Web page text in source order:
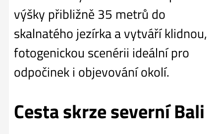
výšky přibližně 35 metrů do
skalnatého jezírka a vytváří klidnou,
fotogenickou scenérii ideální pro
odpočinek i objevování okolí.
Cesta skrze severní Bali